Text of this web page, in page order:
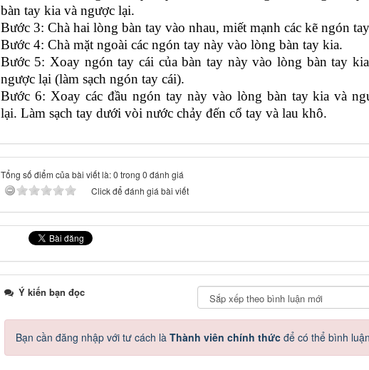
bàn tay kia và ngược lại.
Bước 3: Chà hai lòng bàn tay vào nhau, miết mạnh các kẽ ngón
Bước 4: Chà mặt ngoài các ngón tay này vào lòng bàn tay kia.
Bước 5: Xoay ngón tay cái của bàn tay này vào lòng bàn tay
ngược lại (làm sạch ngón tay cái).
Bước 6: Xoay các đầu ngón tay này vào lòng bàn tay kia và
lại. Làm sạch tay dưới vòi nước chảy đến cổ tay và lau khô.
Tổng số điểm của bài viết là: 0 trong 0 đánh giá
Click để đánh giá bài viết
Ý kiến bạn đọc
Bạn cần đăng nhập với tư cách là Thành viên chính thứcđể có thể bình luận